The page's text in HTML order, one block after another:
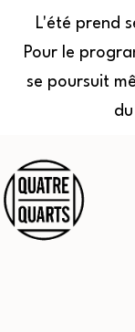
L'été prend
Pour le
se poursuit
au
contenu